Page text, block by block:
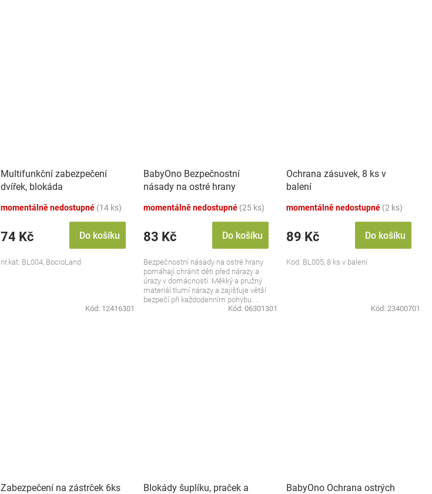
Multifunkční zabezpečení
dvířek, blokáda
momentálně nedostupné (14 ks)
74 Kč Do košíku
nr.kat. BL004, BocioLand
Kód: 12416301
BabyOno Bezpečnostní
násady na ostré hrany
momentálně nedostupné (25 ks)
83 Kč Do košíku
Bezpečnostní násady na ostré hrany
pomáhají chránit děti před nárazy a
úrazy v domácnosti. Měkký a pružný
materiál tlumí nárazy a zajišťuje větší
bezpečí při každodenním pohybu....
Kód: 06301301
Ochrana zásuvek, 8 ks v
balení
momentálně nedostupné (2 ks)
89 Kč Do košíku
Kod: BL005, 8 ks v balení
Kód: 23400701
Zabezpečení na zástrček 6ks
Blokády šuplíku, praček a
BabyOno Ochrana ostrých